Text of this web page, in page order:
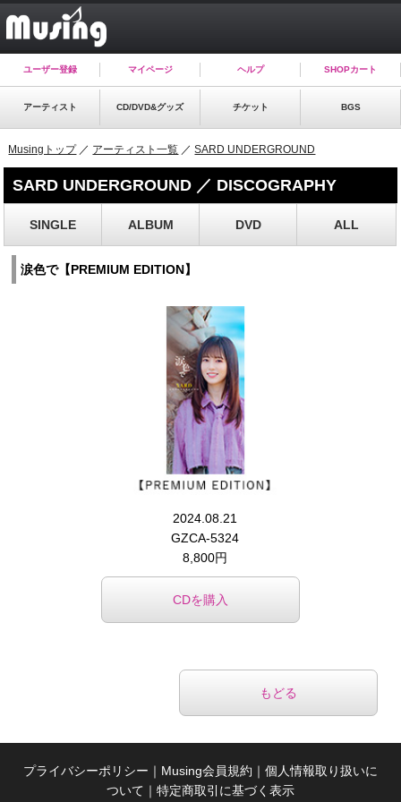
ユーザー登録 マイページ ヘルプ SHOPカート
アーティスト CD/DVD&グッズ チケット BGS
Musingトップ／ アーティスト一覧 ／SARD UNDERGROUND
SARD UNDERGROUND ／ DISCOGRAPHY
SINGLE ALBUM DVD ALL
涙色で【PREMIUM EDITION】
2024.08.21
GZCA-5324
8,800円
CDを購入
もどる
プライバシーポリシー ｜ Musing会員規約 ｜ 個人情報取り扱いに
ついて ｜ 特定商取引に基づく表示